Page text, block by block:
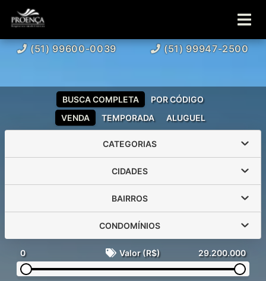
(51) 99600-0039 (51) 99947-2500
VENDA TEMPORADA ALUGUEL
BUSCA COMPLETA POR CÓDIGO
CATEGORIAS
CIDADES
BAIRROS
CONDOMÍNIOS
0 Valor (R$) 29.200.000